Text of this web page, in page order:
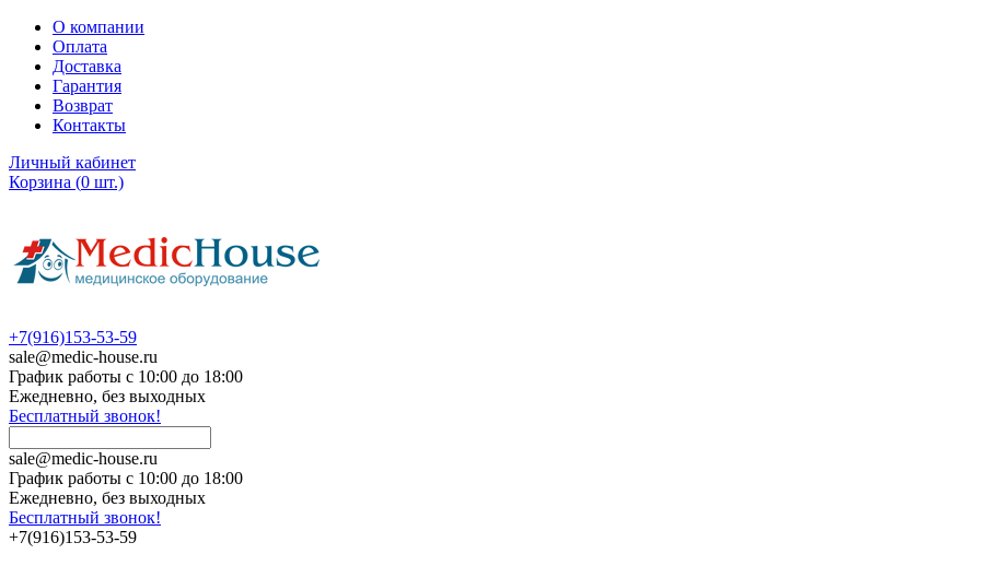
О компании
Оплата
Доставка
Гарантия
Возврат
Контакты
Личный кабинет
Корзина (0 шт.)
+7(916)153-53-59
sale@medic-house.ru
График работы с 10:00 до 18:00
Ежедневно, без выходных
Бесплатный звонок!
sale@medic-house.ru
График работы с 10:00 до 18:00
Ежедневно, без выходных
Бесплатный звонок!
+7(916)153-53-59